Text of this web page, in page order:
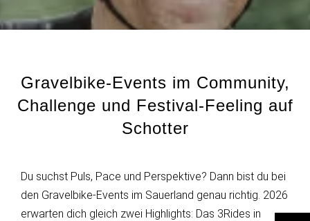
Gravelbike-Events im Sauerland
Gravelbike-Events im Community,
Challenge und Festival-Feeling auf
Schotter
Du suchst Puls, Pace und Perspektive? Dann bist du bei
den Gravelbike-Events im Sauerland genau richtig. 2026
erwarten dich gleich zwei Highlights: Das 3Rides in